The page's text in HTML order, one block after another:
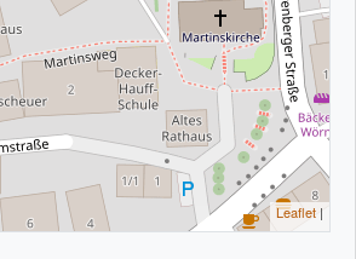
Leaflet |